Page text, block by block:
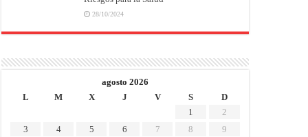
28/10/2024
agosto 2026
L
M X J V S
D
1
2
3
4 5 6 7 8 9